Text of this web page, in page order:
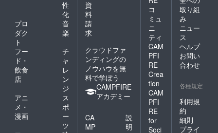
性
化
プロ
ダク
ト
音
楽
フー
ド・
飲食
店
チ
ャ
レ
ン
ジ
アニ
メ・
漫画
ス
ポ
ー
ツ
資
料
請
求
クラウドファ
ンディングの
ノウハウを無
料で学ぼう
CAMPFIRE
アカデミー
CA
MP
説
明
コ
ミュ
ニ
ティ
CAM
PFI
RE
Crea
tion
CAM
PFI
RE
for
Soci
取り組
み
ニュー
ス
ヘルプ
お問い
合わせ
各種規定
利用規
約
細則
プライ